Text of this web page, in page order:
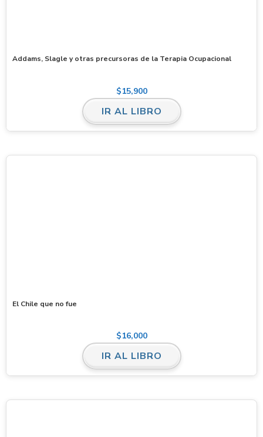
Addams, Slagle y otras precursoras de la Terapia Ocupacional
$15,900
IR AL LIBRO
El Chile que no fue
$16,000
IR AL LIBRO